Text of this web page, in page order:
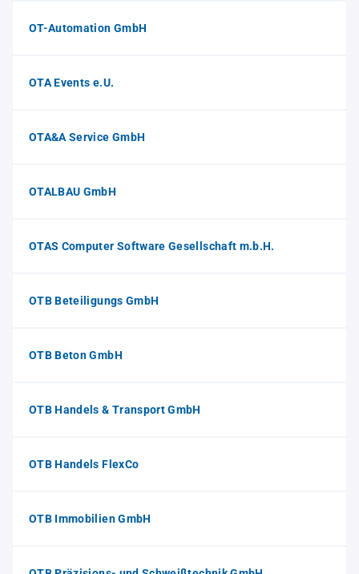
OT-Automation GmbH
OTA Events e.U.
OTA&A Service GmbH
OTALBAU GmbH
OTAS Computer Software Gesellschaft m.b.H.
OTB Beteiligungs GmbH
OTB Beton GmbH
OTB Handels & Transport GmbH
OTB Handels FlexCo
OTB Immobilien GmbH